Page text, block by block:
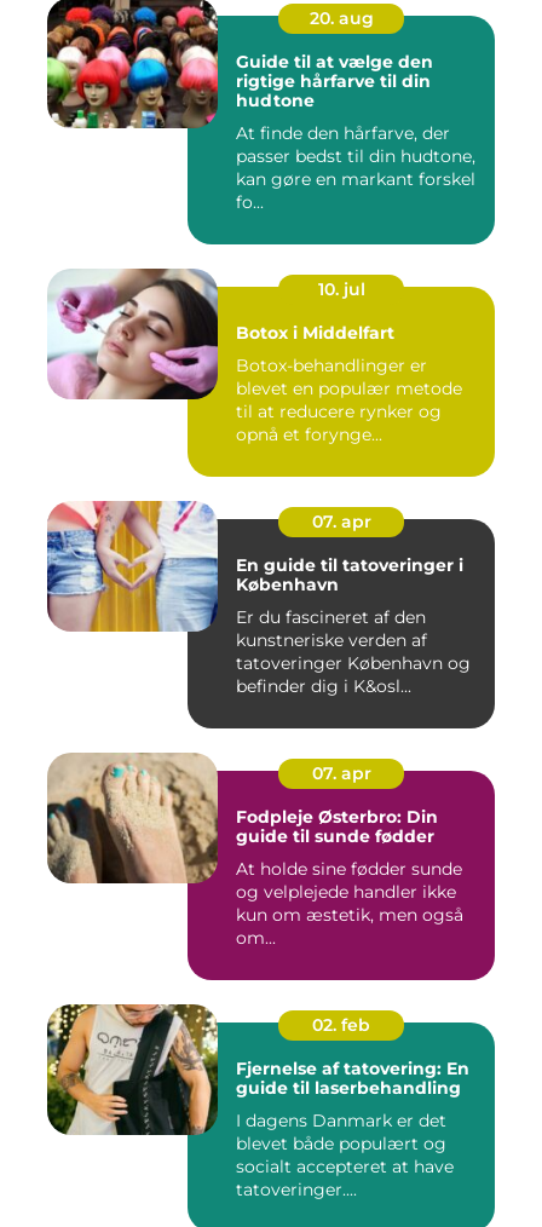
20. aug
Guide til at vælge den
rigtige hårfarve til din
hudtone
At finde den hårfarve, der
passer bedst til din hudtone,
kan gøre en markant forskel
fo...
10. jul
Botox i Middelfart
Botox-behandlinger er
blevet en populær metode
til at reducere rynker og
opnå et forynge...
07. apr
En guide til tatoveringer i
København
Er du fascineret af den
kunstneriske verden af
tatoveringer København og
befinder dig i K&osl...
07. apr
Fodpleje Østerbro: Din
guide til sunde fødder
At holde sine fødder sunde
og velplejede handler ikke
kun om æstetik, men også
om...
02. feb
Fjernelse af tatovering: En
guide til laserbehandling
I dagens Danmark er det
blevet både populært og
socialt accepteret at have
tatoveringer....